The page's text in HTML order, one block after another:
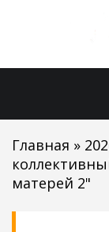
Главная »
матерей 2"